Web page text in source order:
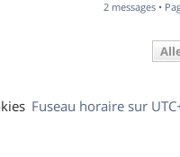
2 messages •
Fuseau horaire sur